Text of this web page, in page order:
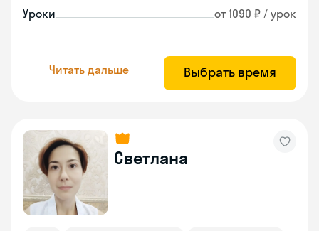
Уроки от 1090 ₽ / урок
Читать дальше Выбрать время
Светлана